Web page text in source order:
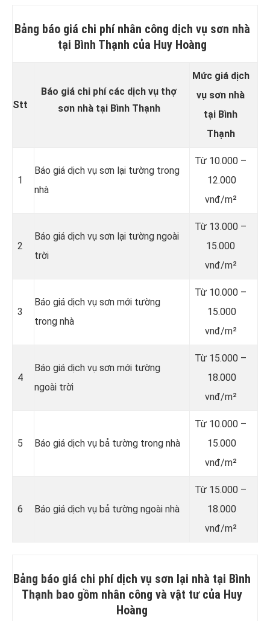
Bảng báo giá chi phí nhân công dịch vụ sơn nhà
tại Bình Thạnh của Huy Hoàng
Stt
Báo giá chi phí các dịch vụ thợ
sơn nhà tại Bình Thạnh
Mức giá dịch
vụ sơn nhà
tại Bình
Thạnh
1
Báo giá dịch vụ sơn lại tường trong
nhà
Từ 10.000 –
12.000
vnđ/m²
2
Báo giá dịch vụ sơn lại tường ngoài
trời
Từ 13.000 –
15.000
vnđ/m²
3
Báo giá dịch vụ sơn mới tường
trong nhà
Từ 10.000 –
15.000
vnđ/m²
4
Báo giá dịch vụ sơn mới tường
ngoài trời
Từ 15.000 –
18.000
vnđ/m²
5 Báo giá dịch vụ bả tường trong nhà
Từ 10.000 –
15.000
vnđ/m²
6 Báo giá dịch vụ bả tường ngoài nhà
Từ 15.000 –
18.000
vnđ/m²
Bảng báo giá chi phí dịch vụ sơn lại nhà tại Bình
Thạnh bao gồm nhân công và vật tư của Huy
Hoàng